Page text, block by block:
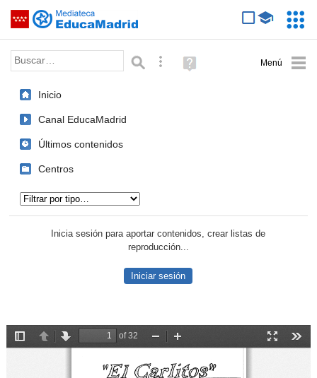
Saltar navegación
Palabra o frase: Búsqueda avanzada
Ayuda
(en
Inicio
Canal EducaMadrid
Últimos contenidos
Centros
Inicia sesión para aportar contenidos, crear listas de
reproducción...
Iniciar sesión